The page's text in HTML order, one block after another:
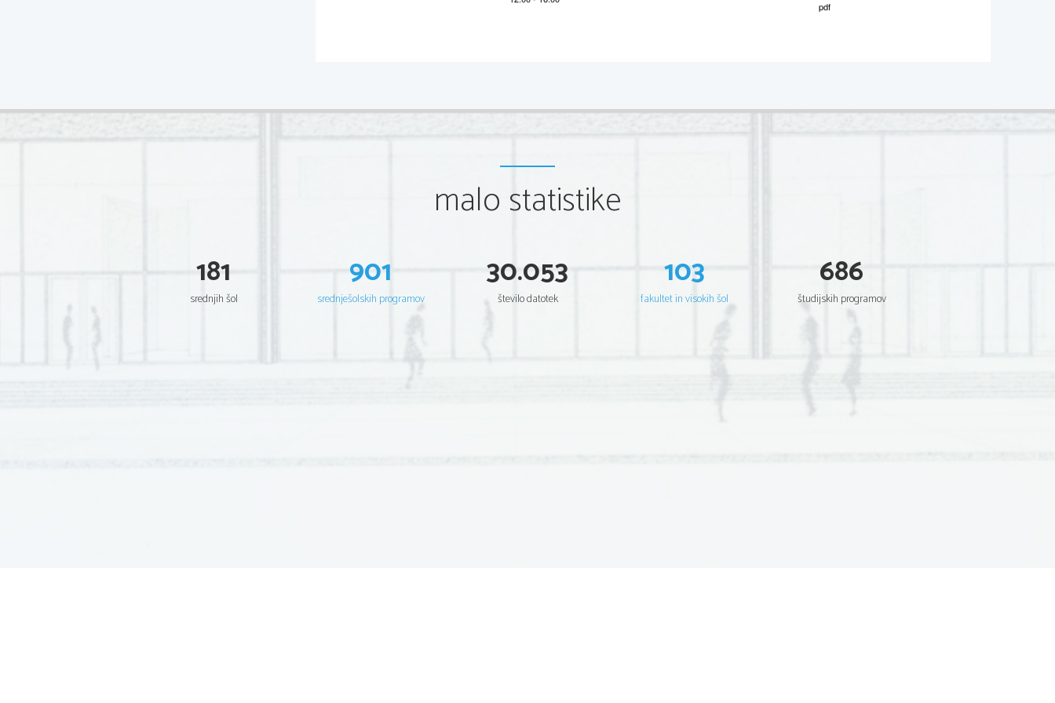
AGRESIVNOST NOGOMETNIH NAVIJAČEV NA TEKMAH
AGRESIVNOST PRI INDIVIDUALNIH IN EKIPNIH ŠPORTIH
AGRESIVNOST PRI INDIVIDUALNIH ŠPORTIH
AGRESIVNOST PRI KOŠARKARICAH
AGRESIVNOST PRI MOŠKIH IN ŽENSKAH
AGRESIVNOST PRI NOGOMETU IN KOŠARKI
AGRESIVNOST PRI OSNOVNOŠOLCIH IN SREDNJEŠOLCIH
AGRESIVNOST PRI ŠPORTU
malo statistike
181
srednjih šol
901
srednješolskih programov
30.053
število datotek
103
fakultet in visokih šol
686
študijskih programov